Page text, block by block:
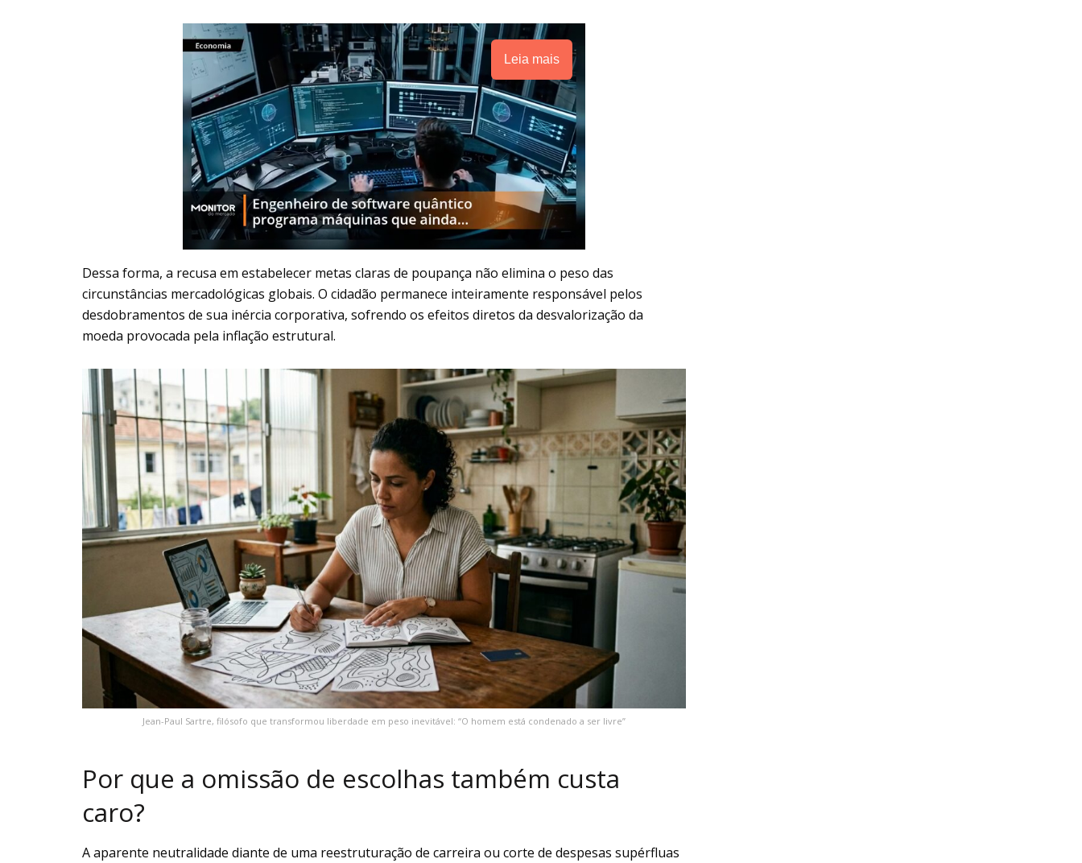
Leia mais
Dessa forma, a recusa em estabelecer metas claras de poupança não elimina o peso das
circunstâncias mercadológicas globais. O cidadão permanece inteiramente responsável pelos
desdobramentos de sua inércia corporativa, sofrendo os efeitos diretos da desvalorização da
moeda provocada pela inflação estrutural.
Jean-Paul Sartre, filósofo que transformou liberdade em peso inevitável: “O homem está condenado a ser livre”
Por que a omissão de escolhas também custa
caro?
A aparente neutralidade diante de uma reestruturação de carreira ou corte de despesas supérfluas